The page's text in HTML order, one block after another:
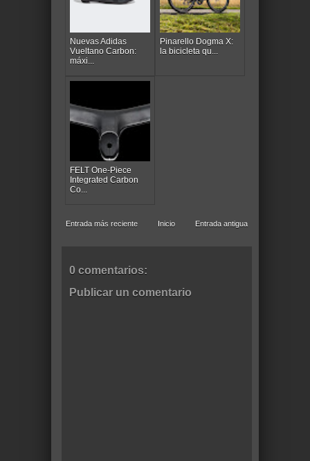
Nuevas Adidas
Vueltano Carbon:
máxi...
Pinarello Dogma X:
la bicicleta qu...
FELT One-Piece
Integrated Carbon
Co...
Entrada más reciente Entrada antigua
Inicio
0 comentarios:
Publicar un comentario